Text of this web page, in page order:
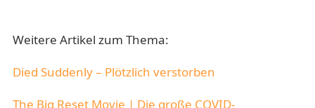
Weitere Artikel zum Thema:
Died Suddenly – Plötzlich verstorben
The Big Reset Movie | Die große COVID-